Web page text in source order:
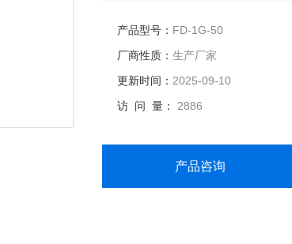
产品型号： FD-1G-50
厂商性质： 生产厂家
更新时间： 2025-09-10
访 问 量： 2886
产品咨询